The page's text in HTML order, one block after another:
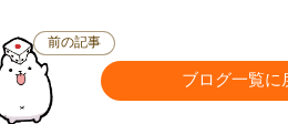
前の記事
ブログ一覧に